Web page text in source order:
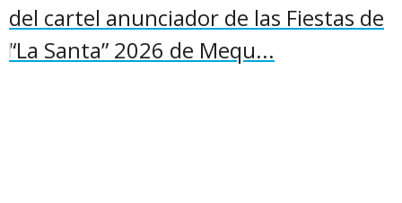
del cartel anunciador de las Fiestas de
“La Santa” 2026 de Mequ...